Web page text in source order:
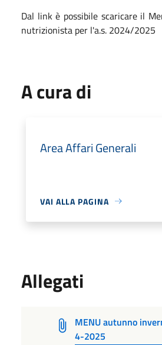
Dal link è possibile scaricare il
nutrizionista per l'a.s. 2024/2025
A cura di
Area Affari Generali
VAI ALLA PAGINA
Allegati
MENU autunno
4-2025